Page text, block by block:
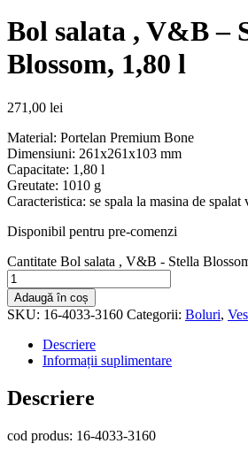
Bol salata , V&B –
Blossom, 1,80 l
271,00 lei
Material: Portelan Premium Bone
Dimensiuni: 261x261x103 mm
Capacitate: 1,80 l
Greutate: 1010 g
Caracteristica: se spala la masina de spalat
Disponibil pentru pre-comenzi
Cantitate Bol salata , V&B - Stella
Adaugă în coș
SKU: 16-4033-3160 Categorii: Boluri,
Descriere
Informații suplimentare
Descriere
cod produs: 16-4033-3160